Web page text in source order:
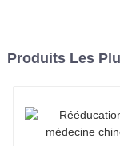
Produits Les